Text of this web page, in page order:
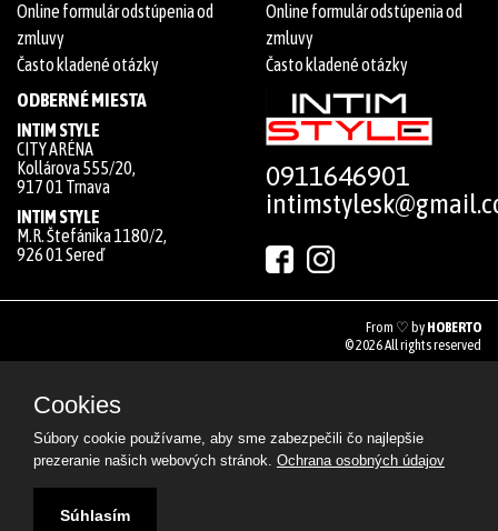
Online formulár odstúpenia od
zmluvy
Často kladené otázky
Online formulár odstúpenia od
zmluvy
Často kladené otázky
ODBERNÉ MIESTA
INTIM STYLE
CITY ARÉNA
Kollárova 555/20,
917 01 Trnava
INTIM STYLE
M.R. Štefánika 1180/2,
926 01 Sereď
0911646901
From ♡ by HOBERTO
© 2026 All rights reserved
Cookies
Súbory cookie používame, aby sme zabezpečili čo najlepšie
prezeranie našich webových stránok. Ochrana osobných údajov
Súhlasím